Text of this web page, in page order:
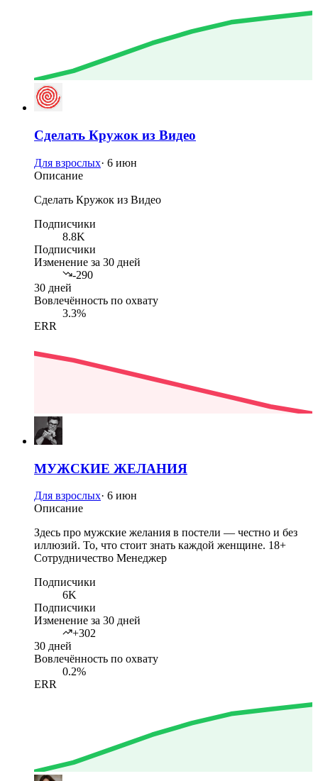
Сделать Кружок из Видео
Для взрослых· 6 июн
Описание
Сделать Кружок из Видео
Подписчики
8.8K
Подписчики
Изменение за 30 дней
-290
30 дней
Вовлечённость по охвату
3.3%
ERR
МУЖСКИЕ ЖЕЛАНИЯ
Для взрослых· 6 июн
Описание
Здесь про мужские желания в постели — честно и без
иллюзий. То, что стоит знать каждой женщине. 18+
Сотрудничество Менеджер
Подписчики
6K
Подписчики
Изменение за 30 дней
+302
30 дней
Вовлечённость по охвату
0.2%
ERR